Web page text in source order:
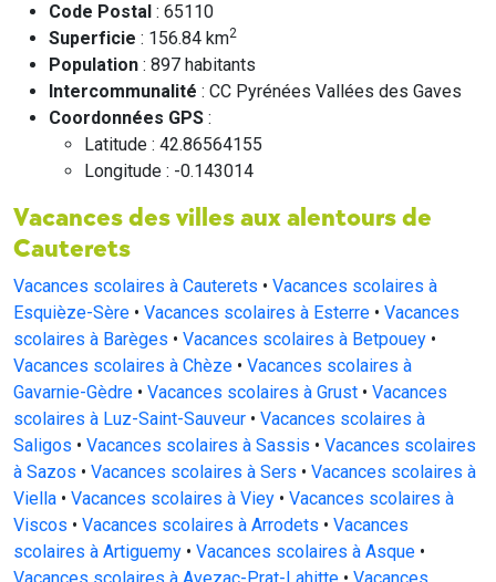
Code Postal : 65110
Superficie : 156.84 km2
Population : 897 habitants
Intercommunalité : CC Pyrénées Vallées des Gaves
Coordonnées GPS :
Latitude : 42.86564155
Longitude : -0.143014
Vacances des villes aux alentours de
Cauterets
Vacances scolaires à Cauterets • Vacances scolaires à
Esquièze-Sère • Vacances scolaires à Esterre • Vacances
scolaires à Barèges • Vacances scolaires à Betpouey •
Vacances scolaires à Chèze • Vacances scolaires à
Gavarnie-Gèdre • Vacances scolaires à Grust • Vacances
scolaires à Luz-Saint-Sauveur • Vacances scolaires à
Saligos • Vacances scolaires à Sassis • Vacances scolaires
à Sazos • Vacances scolaires à Sers • Vacances scolaires à
Viella • Vacances scolaires à Viey • Vacances scolaires à
Viscos • Vacances scolaires à Arrodets • Vacances
scolaires à Artiguemy • Vacances scolaires à Asque •